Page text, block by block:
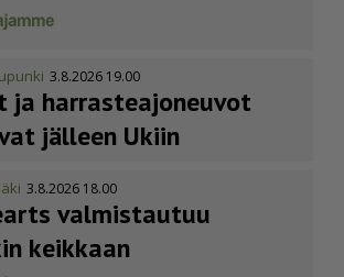
3.8.2026 19.00
ja harras­te­a­jo­neuvot
jälleen Ukiin
3.8.2026 18.00
valmistautuu
keikkaan